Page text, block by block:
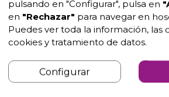
acabado madera
pulsando en "Configurar", pulsa en
en "Rechazar" para navegar en
Puedes ver toda la información,
cookies y tratamiento de datos.
Configurar